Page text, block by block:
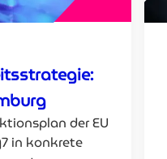
der EU
in konkrete